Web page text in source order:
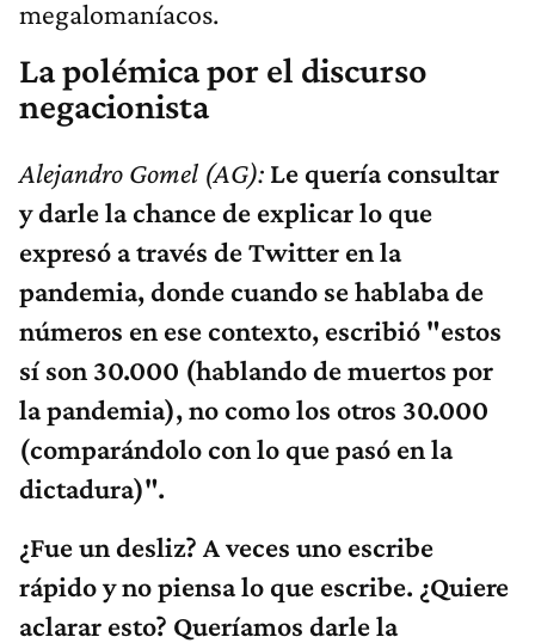
megalomaníacos.
La polémica por el discurso
negacionista
Alejandro Gomel (AG): Le quería consultar
y darle la chance de explicar lo que
expresó a través de Twitter en la
pandemia, donde cuando se hablaba de
números en ese contexto, escribió "estos
sí son 30.000 (hablando de muertos por
la pandemia), no como los otros 30.000
(comparándolo con lo que pasó en la
dictadura)".
¿Fue un desliz? A veces uno escribe
rápido y no piensa lo que escribe. ¿Quiere
aclarar esto? Queríamos darle la